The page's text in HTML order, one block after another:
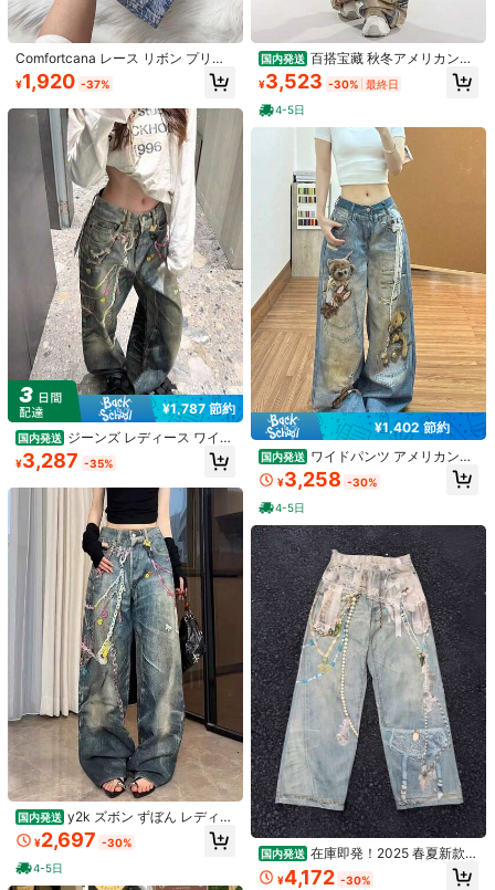
1.00 (1) もっと見る
小さい
100%
ぴったり
0%
大きい
k***6 カラー: ブルー / サイズ: L
そもそも画像の商品と違うのがきたし、デニムじゃないペラッペ
ラなやつでした
役に立つ
製品詳細
素材: デニム
もっと見る
BvN0duiJ
Local Seller
3.98
3.98 39 フォロワー
3.98 39 フォロワー
3.98 39 フォロワー
w***4
にフォローしました
39 フォロワー
3.98 39 フォロワー
3.98 39 フォロワー
3.98 39 フォロワー
3.98 39 フォロワー
3.98 39 フォロワー
3.98 39 フォロワー
1.1K 件が最近販売されました
フォロー すべての商品
あなたにおすすめの商品
おすすめ アパレルアクセサリー アンダーウェア＆ルームウェア
Comfortcana レース リボン プリン
ト ポケット ワイドレッグ カジュア
ル デニムパンツ(レディース)
¥1,920 -37%
¥1,787 節約
国内発送 ジーンズ レディース ワイド
レッグジーンズ ルーズフィット ウォ
ッシュ加工 ディストレスドデザイン
コレーション デニム素材 丈夫 着心
地良好 個性的 マイナールック スト
リートスタイル カジュアル 通勤 デ
イリー お出かけ 秋春 中腰 ファッシ
ョナブル 女性らしい
¥3,287 -35%
国内発送 y2k ズボン ずぼん レディー
ス でにむパンツ ジーンズ レディー
ス ワイドデニム
¥2,697 -30%
4-5日
国内発送 百搭宝藏 秋冬アメリカンヴ
ィンテージグラフィティ多ポケット
ワイドデニムパンツ 快適カジュアル
工装長パンツレディース
¥3,523 -30% 最終日
4-5日
¥1,402 節約
国内発送 ワイドパンツ アメリカンレ
トロ ベアプリント 2026 年夏新作 デ
ザイン性抜群 デニムパンツ レディー
ス ハイウエスト
¥3,258 -30%
4-5日
国内発送 在庫即発！2025 春夏新款レ
ースプリントデニムパンツ 1981 デ
ザインリボン装飾 深圳南油高品質ヴ
¥4,172 -30%